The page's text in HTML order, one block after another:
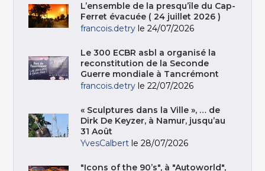
L’ensemble de la presqu’île du Cap-
Ferret évacuée ( 24 juillet 2026 )
francois.detry le 24/07/2026
Le 300 ECBR asbl a organisé la
reconstitution de la Seconde
Guerre mondiale à Tancrémont
francois.detry le 22/07/2026
« Sculptures dans la Ville », … de
Dirk De Keyzer, à Namur, jusqu’au
31 Août
YvesCalbert le 28/07/2026
"Icons of the 90’s", à "Autoworld",